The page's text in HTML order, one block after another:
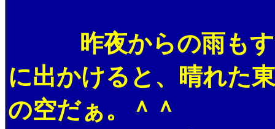
昨夜からの雨もすっ
に出かけると、晴れた
の空だぁ。＾＾